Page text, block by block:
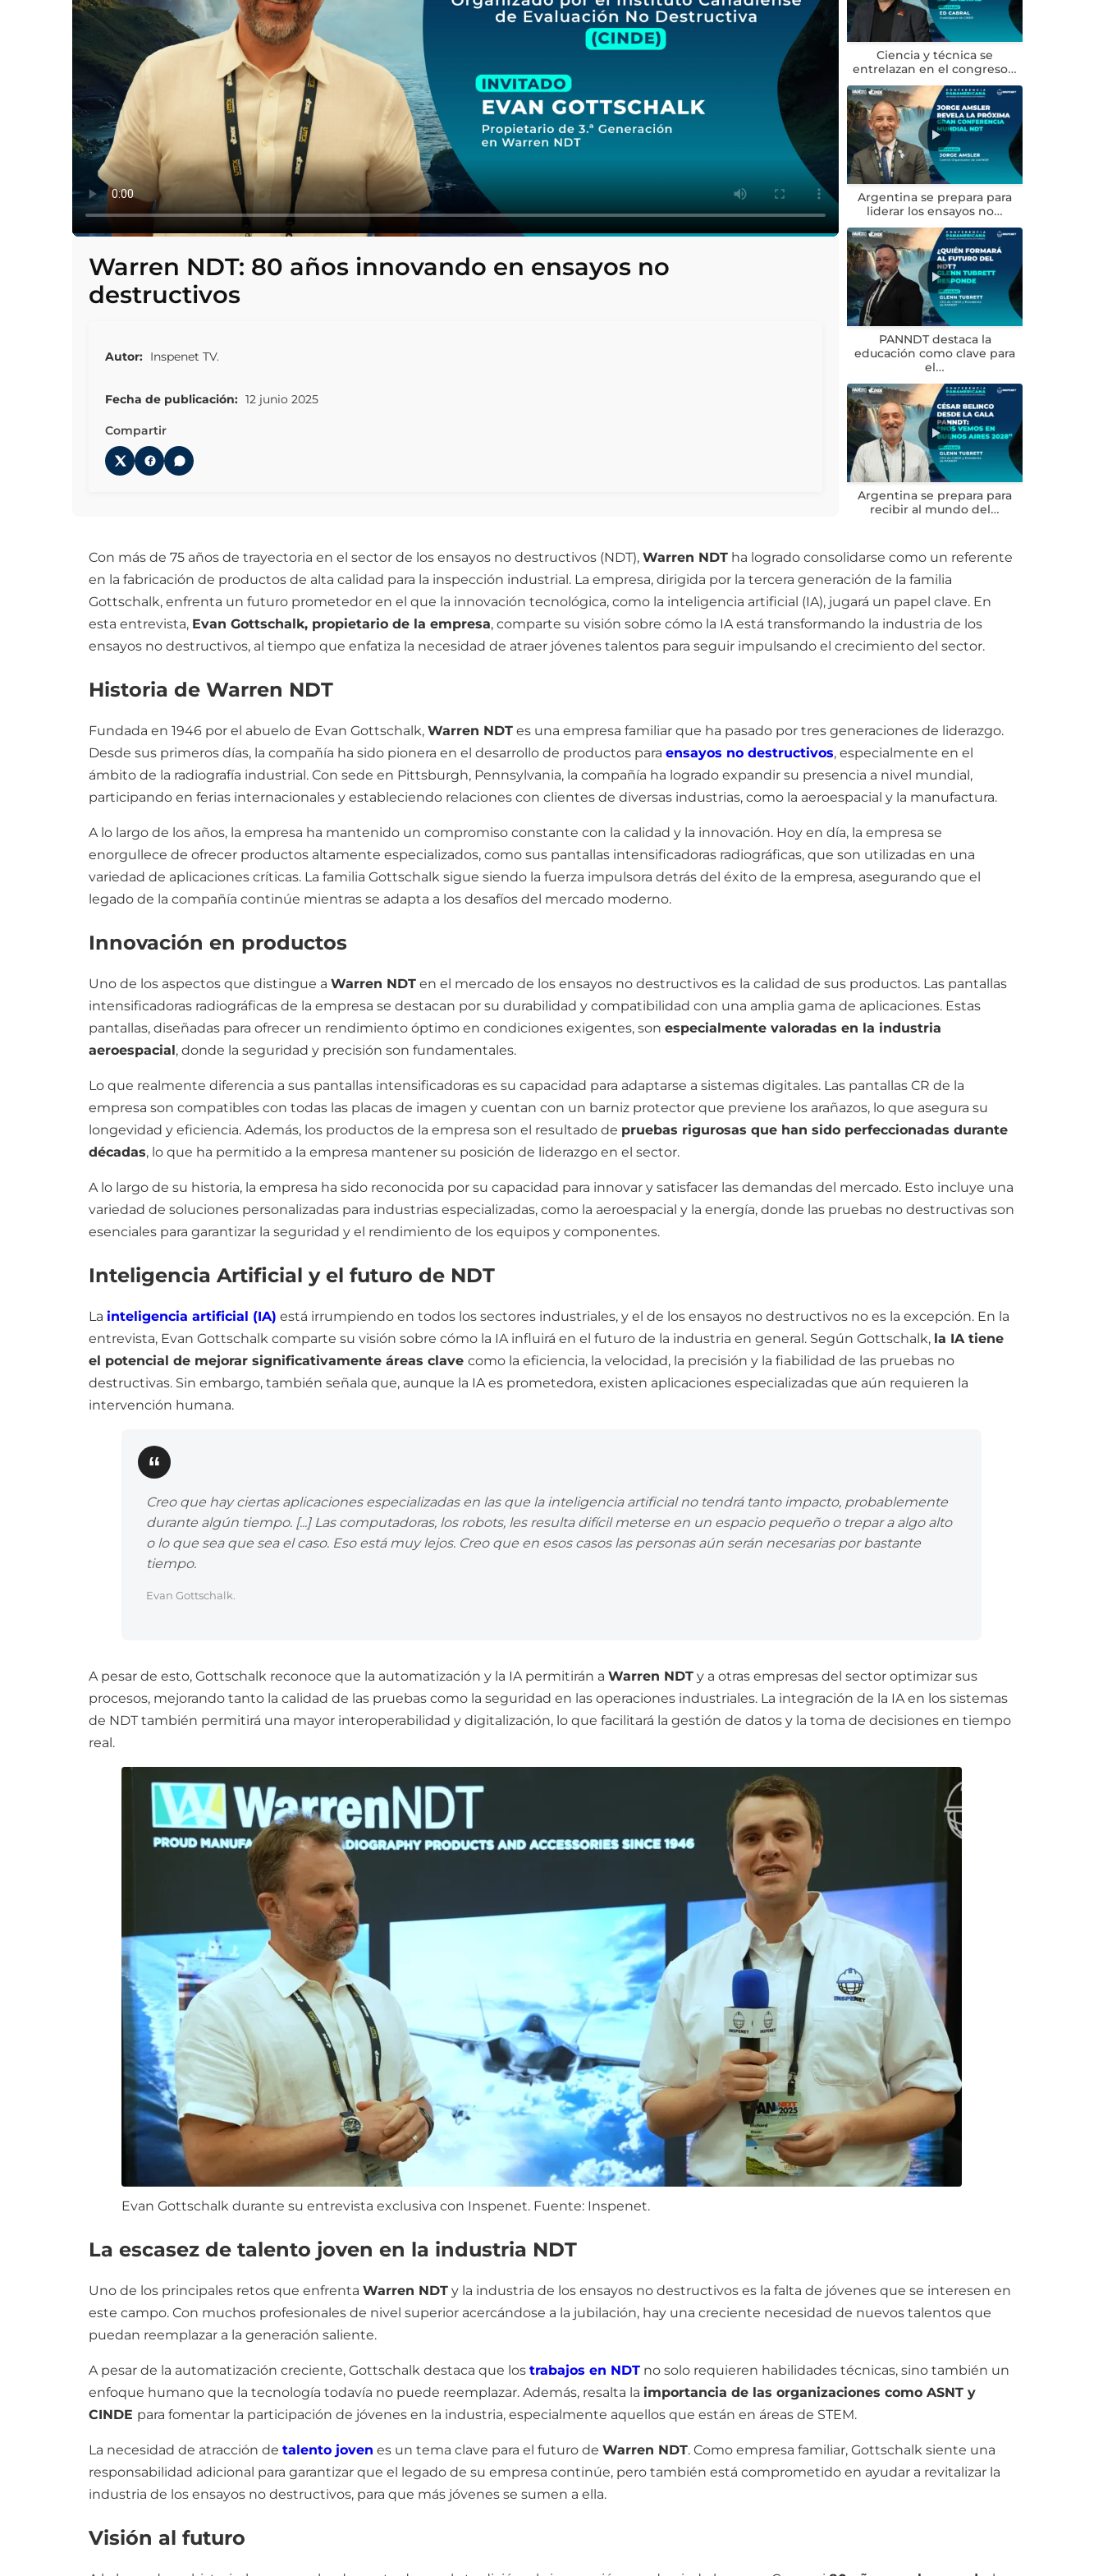
Warren NDT: 80 años innovando en ensayos no
destructivos
Autor: Inspenet TV.
Fecha de publicación: 12 junio 2025
Compartir
Ciencia y técnica se
entrelazan en el congreso…
Argentina se prepara para
liderar los ensayos no…
PANNDT destaca la
educación como clave para
el…
Argentina se prepara para
recibir al mundo del…
Con más de 75 años de trayectoria en el sector de los ensayos no destructivos (NDT), Warren NDT ha logrado consolidarse como un referente
en la fabricación de productos de alta calidad para la inspección industrial. La empresa, dirigida por la tercera generación de la familia
Gottschalk, enfrenta un futuro prometedor en el que la innovación tecnológica, como la inteligencia artificial (IA), jugará un papel clave. En
esta entrevista, Evan Gottschalk, propietario de la empresa, comparte su visión sobre cómo la IA está transformando la industria de los
ensayos no destructivos, al tiempo que enfatiza la necesidad de atraer jóvenes talentos para seguir impulsando el crecimiento del sector.
Historia de Warren NDT
Fundada en 1946 por el abuelo de Evan Gottschalk, Warren NDT es una empresa familiar que ha pasado por tres generaciones de liderazgo.
Desde sus primeros días, la compañía ha sido pionera en el desarrollo de productos para ensayos no destructivos, especialmente en el
ámbito de la radiografía industrial. Con sede en Pittsburgh, Pennsylvania, la compañía ha logrado expandir su presencia a nivel mundial,
participando en ferias internacionales y estableciendo relaciones con clientes de diversas industrias, como la aeroespacial y la manufactura.
A lo largo de los años, la empresa ha mantenido un compromiso constante con la calidad y la innovación. Hoy en día, la empresa se
enorgullece de ofrecer productos altamente especializados, como sus pantallas intensificadoras radiográficas, que son utilizadas en una
variedad de aplicaciones críticas. La familia Gottschalk sigue siendo la fuerza impulsora detrás del éxito de la empresa, asegurando que el
legado de la compañía continúe mientras se adapta a los desafíos del mercado moderno.
Innovación en productos
Uno de los aspectos que distingue a Warren NDT en el mercado de los ensayos no destructivos es la calidad de sus productos. Las pantallas
intensificadoras radiográficas de la empresa se destacan por su durabilidad y compatibilidad con una amplia gama de aplicaciones. Estas
pantallas, diseñadas para ofrecer un rendimiento óptimo en condiciones exigentes, son especialmente valoradas en la industria
aeroespacial, donde la seguridad y precisión son fundamentales.
Lo que realmente diferencia a sus pantallas intensificadoras es su capacidad para adaptarse a sistemas digitales. Las pantallas CR de la
empresa son compatibles con todas las placas de imagen y cuentan con un barniz protector que previene los arañazos, lo que asegura su
longevidad y eficiencia. Además, los productos de la empresa son el resultado de pruebas rigurosas que han sido perfeccionadas durante
décadas, lo que ha permitido a la empresa mantener su posición de liderazgo en el sector.
A lo largo de su historia, la empresa ha sido reconocida por su capacidad para innovar y satisfacer las demandas del mercado. Esto incluye una
variedad de soluciones personalizadas para industrias especializadas, como la aeroespacial y la energía, donde las pruebas no destructivas son
esenciales para garantizar la seguridad y el rendimiento de los equipos y componentes.
Inteligencia Artificial y el futuro de NDT
La inteligencia artificial (IA) está irrumpiendo en todos los sectores industriales, y el de los ensayos no destructivos no es la excepción. En la
entrevista, Evan Gottschalk comparte su visión sobre cómo la IA influirá en el futuro de la industria en general. Según Gottschalk, la IA tiene
el potencial de mejorar significativamente áreas clave como la eficiencia, la velocidad, la precisión y la fiabilidad de las pruebas no
destructivas. Sin embargo, también señala que, aunque la IA es prometedora, existen aplicaciones especializadas que aún requieren la
intervención humana.
Creo que hay ciertas aplicaciones especializadas en las que la inteligencia artificial no tendrá tanto impacto, probablemente
durante algún tiempo. [...] Las computadoras, los robots, les resulta difícil meterse en un espacio pequeño o trepar a algo alto
o lo que sea que sea el caso. Eso está muy lejos. Creo que en esos casos las personas aún serán necesarias por bastante
tiempo.
Evan Gottschalk.
A pesar de esto, Gottschalk reconoce que la automatización y la IA permitirán a Warren NDT y a otras empresas del sector optimizar sus
procesos, mejorando tanto la calidad de las pruebas como la seguridad en las operaciones industriales. La integración de la IA en los sistemas
de NDT también permitirá una mayor interoperabilidad y digitalización, lo que facilitará la gestión de datos y la toma de decisiones en tiempo
real.
Evan Gottschalk durante su entrevista exclusiva con Inspenet. Fuente: Inspenet.
La escasez de talento joven en la industria NDT
Uno de los principales retos que enfrenta Warren NDT y la industria de los ensayos no destructivos es la falta de jóvenes que se interesen en
este campo. Con muchos profesionales de nivel superior acercándose a la jubilación, hay una creciente necesidad de nuevos talentos que
puedan reemplazar a la generación saliente.
A pesar de la automatización creciente, Gottschalk destaca que los trabajos en NDT no solo requieren habilidades técnicas, sino también un
enfoque humano que la tecnología todavía no puede reemplazar. Además, resalta la importancia de las organizaciones como ASNT y
CINDE para fomentar la participación de jóvenes en la industria, especialmente aquellos que están en áreas de STEM.
La necesidad de atracción de talento joven es un tema clave para el futuro de Warren NDT. Como empresa familiar, Gottschalk siente una
responsabilidad adicional para garantizar que el legado de su empresa continúe, pero también está comprometido en ayudar a revitalizar la
industria de los ensayos no destructivos, para que más jóvenes se sumen a ella.
Visión al futuro